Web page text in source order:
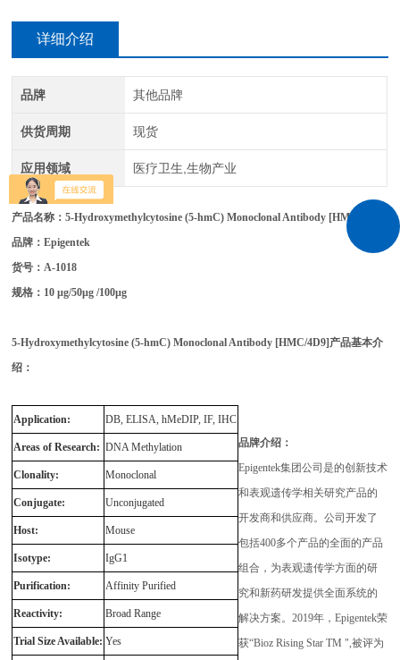
详细介绍
品牌 其他品牌
供货周期 现货
应用领域 医疗卫生,生物产业
产品名称：5-Hydroxymethylcytosine (5-hmC) Monoclonal Antibody [HMC/4D9]
品牌：Epigentek
货号：A-1018
规格： 10 µg/50µg /100µg
5-Hydroxymethylcytosine (5-hmC) Monoclonal Antibody [HMC/4D9] 产品基本介
绍：
Application: DB, ELISA, hMeDIP, IF, IHC
Areas of Research: DNA Methylation
Clonality: Monoclonal
Conjugate: Unconjugated
Host: Mouse
Isotype: IgG1
Purification: Affinity Purified
Reactivity: Broad Range
Trial Size Available: Yes
品牌介绍：
Epigentek集团公司是的创新技术
和表观遗传学相关研究产品的
开发商和供应商。公司开发了
包括400多个产品的全面的产品
组合，为表观遗传学方面的研
究和新药研发提供全面系统的
解决方案。2019年，Epigentek荣
获“Bioz Rising Star TM ",被评为